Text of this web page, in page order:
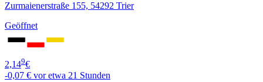
Zurmaienerstraße 155, 54292 Trier
Geöffnet
2,149€
-0,07 € vor etwa 21 Stunden